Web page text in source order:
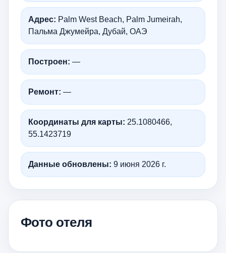
Адрес: Palm West Beach, Palm Jumeirah,
Пальма Джумейра, Дубай, ОАЭ
Построен: —
Ремонт: —
Координаты для карты: 25.1080466,
55.1423719
Данные обновлены: 9 июня 2026 г.
Фото отеля